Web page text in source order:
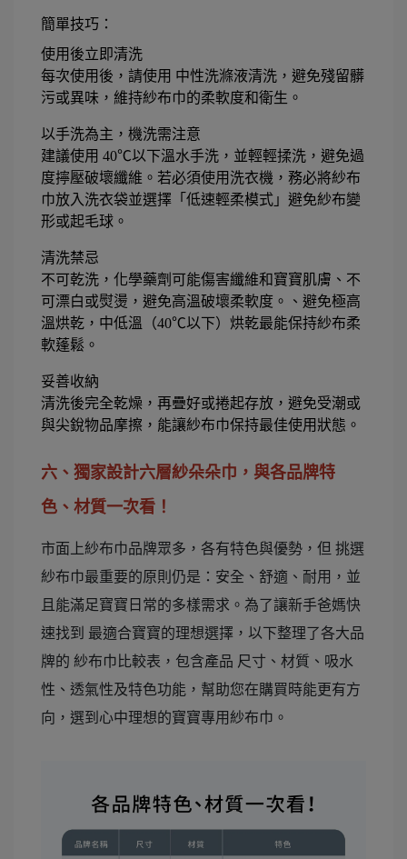
簡單技巧：
使用後立即清洗
每次使用後，請使用 中性洗滌液清洗，避免殘留髒
污或異味，維持紗布巾的柔軟度和衛生。
以手洗為主，機洗需注意
建議使用 40℃以下溫水手洗，並輕輕揉洗，避免過
度擰壓破壞纖維。若必須使用洗衣機，務必將紗布
巾放入洗衣袋並選擇「低速輕柔模式」避免紗布變
形或起毛球。
清洗禁忌
不可乾洗，化學藥劑可能傷害纖維和寶寶肌膚、不
可漂白或熨燙，避免高溫破壞柔軟度。、避免極高
溫烘乾，中低溫（40℃以下）烘乾最能保持紗布柔
軟蓬鬆。
妥善收納
清洗後完全乾燥，再疊好或捲起存放，避免受潮或
與尖銳物品摩擦，能讓紗布巾保持最佳使用狀態。
六、獨家設計六層紗朵朵巾，與各品牌特
色、材質一次看！
市面上紗布巾品牌眾多，各有特色與優勢，但 挑選
紗布巾最重要的原則仍是：安全、舒適、耐用，並
且能滿足寶寶日常的多樣需求。為了讓新手爸媽快
速找到 最適合寶寶的理想選擇，以下整理了各大品
牌的 紗布巾比較表，包含產品 尺寸、材質、吸水
性、透氣性及特色功能，幫助您在購買時能更有方
向，選到心中理想的寶寶專用紗布巾。